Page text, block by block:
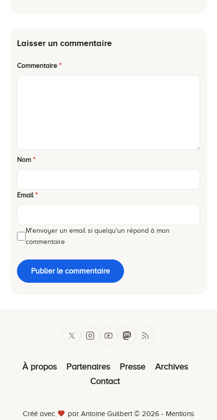
Laisser un commentaire
Commentaire *
Nom *
Email *
M'envoyer un email si quelqu'un répond à mon
commentaire
Publier le commentaire
À propos Partenaires Presse
Archives
Contact
Créé avec par Antoine Guilbert © 2026 - Mentions